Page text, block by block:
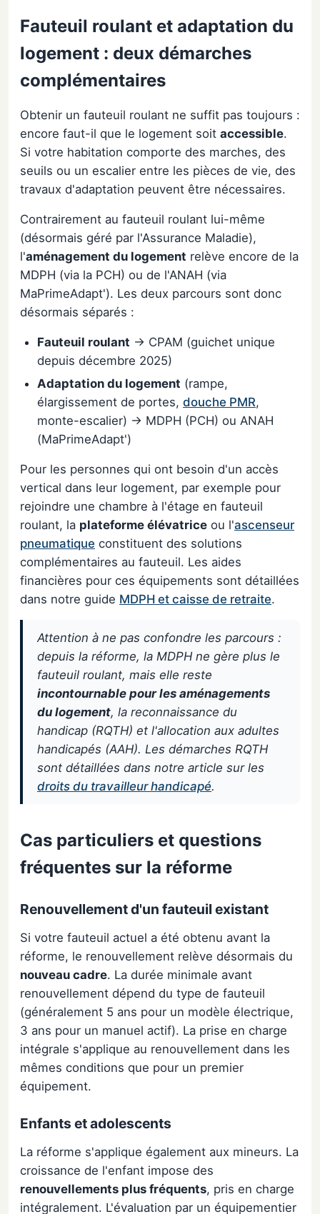
Fauteuil roulant et adaptation du
logement : deux démarches
complémentaires
Obtenir un fauteuil roulant ne suffit pas toujours :
encore faut-il que le logement soit accessible.
Si votre habitation comporte des marches, des
seuils ou un escalier entre les pièces de vie, des
travaux d'adaptation peuvent être nécessaires.
Contrairement au fauteuil roulant lui-même
(désormais géré par l'Assurance Maladie),
l'aménagement du logement relève encore de la
MDPH (via la PCH) ou de l'ANAH (via
MaPrimeAdapt'). Les deux parcours sont donc
désormais séparés :
Fauteuil roulant → CPAM (guichet unique
depuis décembre 2025)
Adaptation du logement (rampe,
élargissement de portes, douche PMR,
monte-escalier) → MDPH (PCH) ou ANAH
(MaPrimeAdapt')
Pour les personnes qui ont besoin d'un accès
vertical dans leur logement, par exemple pour
rejoindre une chambre à l'étage en fauteuil
roulant, la plateforme élévatrice ou l'ascenseur
pneumatique constituent des solutions
complémentaires au fauteuil. Les aides
financières pour ces équipements sont détaillées
dans notre guide MDPH et caisse de retraite.
Attention à ne pas confondre les parcours :
depuis la réforme, la MDPH ne gère plus le
fauteuil roulant, mais elle reste
incontournable pour les aménagements
du logement, la reconnaissance du
handicap (RQTH) et l'allocation aux adultes
handicapés (AAH). Les démarches RQTH
sont détaillées dans notre article sur les
droits du travailleur handicapé.
Cas particuliers et questions
fréquentes sur la réforme
Renouvellement d'un fauteuil existant
Si votre fauteuil actuel a été obtenu avant la
réforme, le renouvellement relève désormais du
nouveau cadre. La durée minimale avant
renouvellement dépend du type de fauteuil
(généralement 5 ans pour un modèle électrique,
3 ans pour un manuel actif). La prise en charge
intégrale s'applique au renouvellement dans les
mêmes conditions que pour un premier
équipement.
Enfants et adolescents
La réforme s'applique également aux mineurs. La
croissance de l'enfant impose des
renouvellements plus fréquents, pris en charge
intégralement. L'évaluation par un équipementier